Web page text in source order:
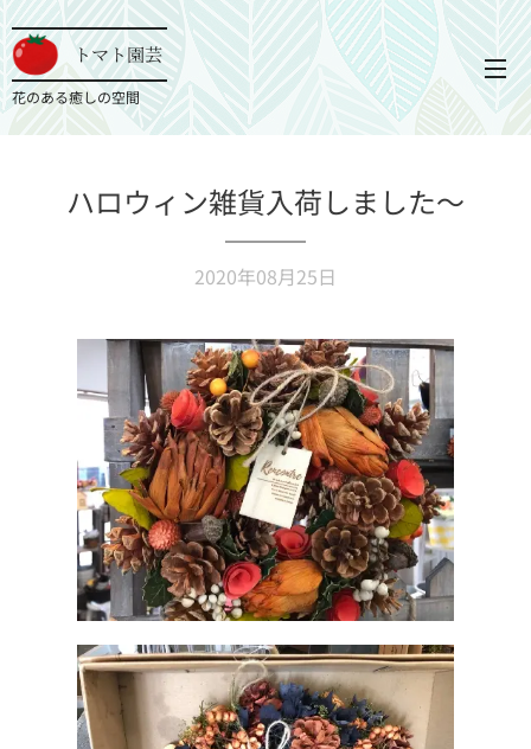
トマト園芸
花のある癒しの空間
ハロウィン雑貨入荷しました〜
2020年08月25日